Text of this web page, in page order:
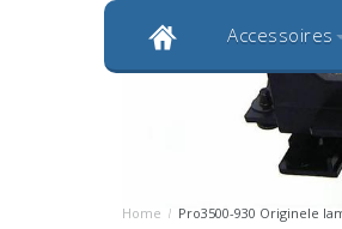
Accessoires
Originele
Home / Pro3500-930 Originele